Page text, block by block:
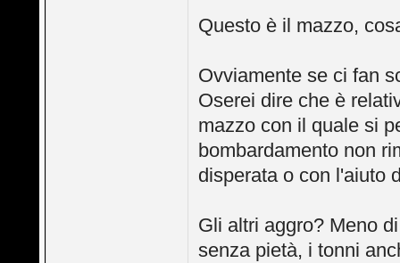
Questo è il mazzo,
Ovviamente se ci fan
Oserei dire che è
mazzo con il quale si
bombardamento non
disperata o con l'aiuto
Gli altri aggro? Meno
senza pietà, i tonni